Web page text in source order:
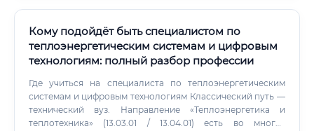
программирует "мышцы" робота, обеспечивая их
точность, скорость, мощность и надежность.
Кому подойдёт быть специалистом по
теплоэнергетическим системам и цифровым
технологиям: полный разбор профессии
Где учиться на специалиста по теплоэнергетическим
системам и цифровым технологиям Классический путь —
технический вуз. Направление «Теплоэнергетика и
теплотехника» (13.03.01 / 13.04.01) есть во многих